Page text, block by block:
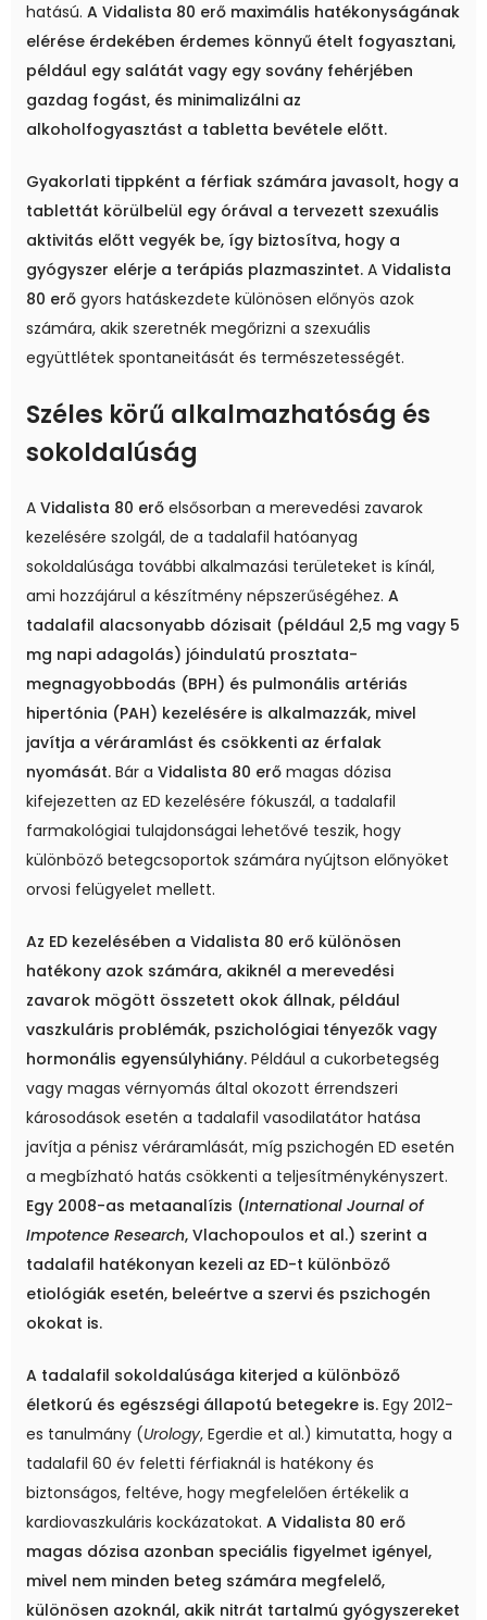
hatású. A Vidalista 80 erő maximális hatékonyságának
elérése érdekében érdemes könnyű ételt fogyasztani,
például egy salátát vagy egy sovány fehérjében
gazdag fogást, és minimalizálni az
alkoholfogyasztást a tabletta bevétele előtt.
Gyakorlati tippként a férfiak számára javasolt, hogy a
tablettát körülbelül egy órával a tervezett szexuális
aktivitás előtt vegyék be, így biztosítva, hogy a
gyógyszer elérje a terápiás plazmaszintet. A Vidalista
80 erő gyors hatáskezdete különösen előnyös azok
számára, akik szeretnék megőrizni a szexuális
együttlétek spontaneitását és természetességét.
Széles körű alkalmazhatóság és
sokoldalúság
A Vidalista 80 erő elsősorban a merevedési zavarok
kezelésére szolgál, de a tadalafil hatóanyag
sokoldalúsága további alkalmazási területeket is kínál,
ami hozzájárul a készítmény népszerűségéhez. A
tadalafil alacsonyabb dózisait (például 2,5 mg vagy 5
mg napi adagolás) jóindulatú prosztata-
megnagyobbodás (BPH) és pulmonális artériás
hipertónia (PAH) kezelésére is alkalmazzák, mivel
javítja a véráramlást és csökkenti az érfalak
nyomását. Bár a Vidalista 80 erő magas dózisa
kifejezetten az ED kezelésére fókuszál, a tadalafil
farmakológiai tulajdonságai lehetővé teszik, hogy
különböző betegcsoportok számára nyújtson előnyöket
orvosi felügyelet mellett.
Az ED kezelésében a Vidalista 80 erő különösen
hatékony azok számára, akiknél a merevedési
zavarok mögött összetett okok állnak, például
vaszkuláris problémák, pszichológiai tényezők vagy
hormonális egyensúlyhiány. Például a cukorbetegség
vagy magas vérnyomás által okozott érrendszeri
károsodások esetén a tadalafil vasodilatátor hatása
javítja a pénisz véráramlását, míg pszichogén ED esetén
a megbízható hatás csökkenti a teljesítménykényszert.
Egy 2008-as metaanalízis (International Journal of
Impotence Research, Vlachopoulos et al.) szerint a
tadalafil hatékonyan kezeli az ED-t különböző
etiológiák esetén, beleértve a szervi és pszichogén
okokat is.
A tadalafil sokoldalúsága kiterjed a különböző
életkorú és egészségi állapotú betegekre is. Egy 2012-
es tanulmány (Urology, Egerdie et al.) kimutatta, hogy a
tadalafil 60 év feletti férfiaknál is hatékony és
biztonságos, feltéve, hogy megfelelően értékelik a
kardiovaszkuláris kockázatokat. A Vidalista 80 erő
magas dózisa azonban speciális figyelmet igényel,
mivel nem minden beteg számára megfelelő,
különösen azoknál, akik nitrát tartalmú gyógyszereket